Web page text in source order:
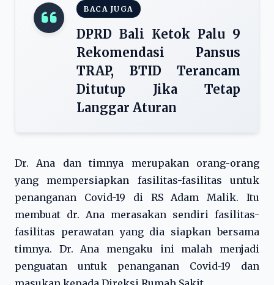
BACA JUGA
DPRD Bali Ketok Palu 9
Rekomendasi Pansus
TRAP, BTID Terancam
Ditutup Jika Tetap
Langgar Aturan
Dr. Ana dan timnya merupakan orang-orang
yang mempersiapkan fasilitas-fasilitas untuk
penanganan Covid-19 di RS Adam Malik. Itu
membuat dr. Ana merasakan sendiri fasilitas-
fasilitas perawatan yang dia siapkan bersama
timnya. Dr. Ana mengaku ini malah menjadi
penguatan untuk penanganan Covid-19 dan